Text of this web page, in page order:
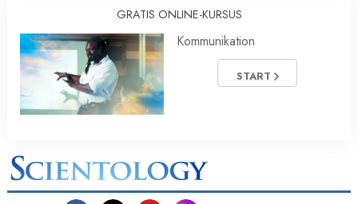
GRATIS ONLINE-KURSUS
Kommunikation
START